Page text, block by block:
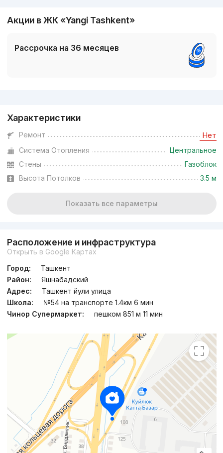
Акции в ЖК «Yangi Tashkent»
Рассрочка на 36 месяцев
Характеристики
Ремонт Нет
Система Отопления
Центральное
Стены
Газоблок
Высота Потолков
3.5 м
Показать все параметры
Расположение и инфраструктура
Открыть в Google Картах
Город:
Ташкент
Район:
Яшнабадский
Адрес:
Ташкент йули улица
Школа:
№54 на транспорте 1.4км 6 мин
Чинор Супермаркет:
пешком 851 м 11 мин